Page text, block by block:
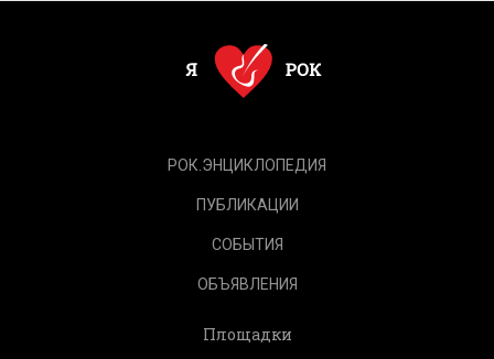
РОК.ЭНЦИКЛОПЕДИЯ
ПУБЛИКАЦИИ
СОБЫТИЯ
ОБЪЯВЛЕНИЯ
Площадки